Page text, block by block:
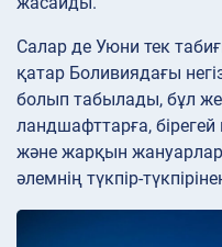
Салар де Уюни тек
қатар Боливиядағы
болып табылады, бұл
ландшафттарға,
және жарқын жануарлар
әлемнің түкпір-